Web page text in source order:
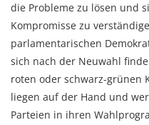
die Probleme zu lösen und
Kompromisse zu
parlamentarischen
sich nach der Neuwahl
roten oder schwarz-grünen
liegen auf der Hand und
Parteien in ihren